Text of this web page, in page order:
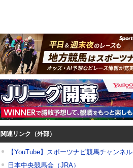
関連リンク（外部）
【YouTube】スポーツナビ競馬チャンネル
日本中央競馬会（JRA）